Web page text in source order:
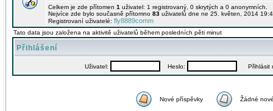
Celkem je zde přítomen 1 uživatel: 1 registrovaný, 0 skrytých a 0
Nejvíce zde bylo současně přítomno 83 uživatelů dne ne 25. květen, 2014
Registrovaní uživatelé: fly8889comm
Tato data jsou založena na aktivitě uživatelů během posledních pěti minut
Přihlášení
Uživatel: Heslo: Přihlásit
Nové příspěvky Žádné